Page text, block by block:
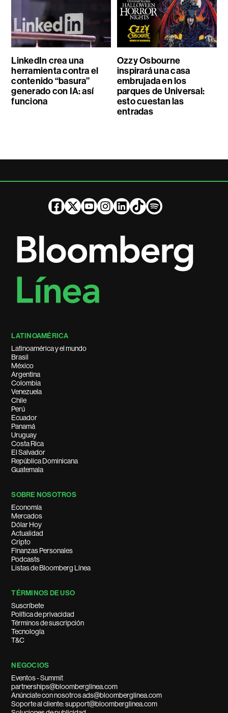
LinkedIn crea una
herramienta contra el
contenido “basura”
generado con IA: así
funciona
Ozzy Osbourne
inspirará una casa
embrujada en los
parques de Universal:
esto cuestan las
entradas
LATINOAMÉRICA
Latinoamérica y el mundo
Brasil
México
Argentina
Colombia
Venezuela
Chile
Perú
Ecuador
Panamá
Uruguay
Costa Rica
El Salvador
República Dominicana
Guatemala
SOBRE NOSOTROS
Economía
Mercados
Dólar Hoy
Actualidad
Cripto
Finanzas Personales
Podcasts
Listas de Bloomberg Línea
TÉRMINOS DE USO
Suscríbete
Política de privacidad
Términos de suscripción
Tecnología
T&C
NEGOCIOS
Eventos - Summit
partnerships@bloomberglinea.com
Anúnciate con nosotros ads@bloomberglinea.com
Soporte al cliente: support@bloomberglinea.com